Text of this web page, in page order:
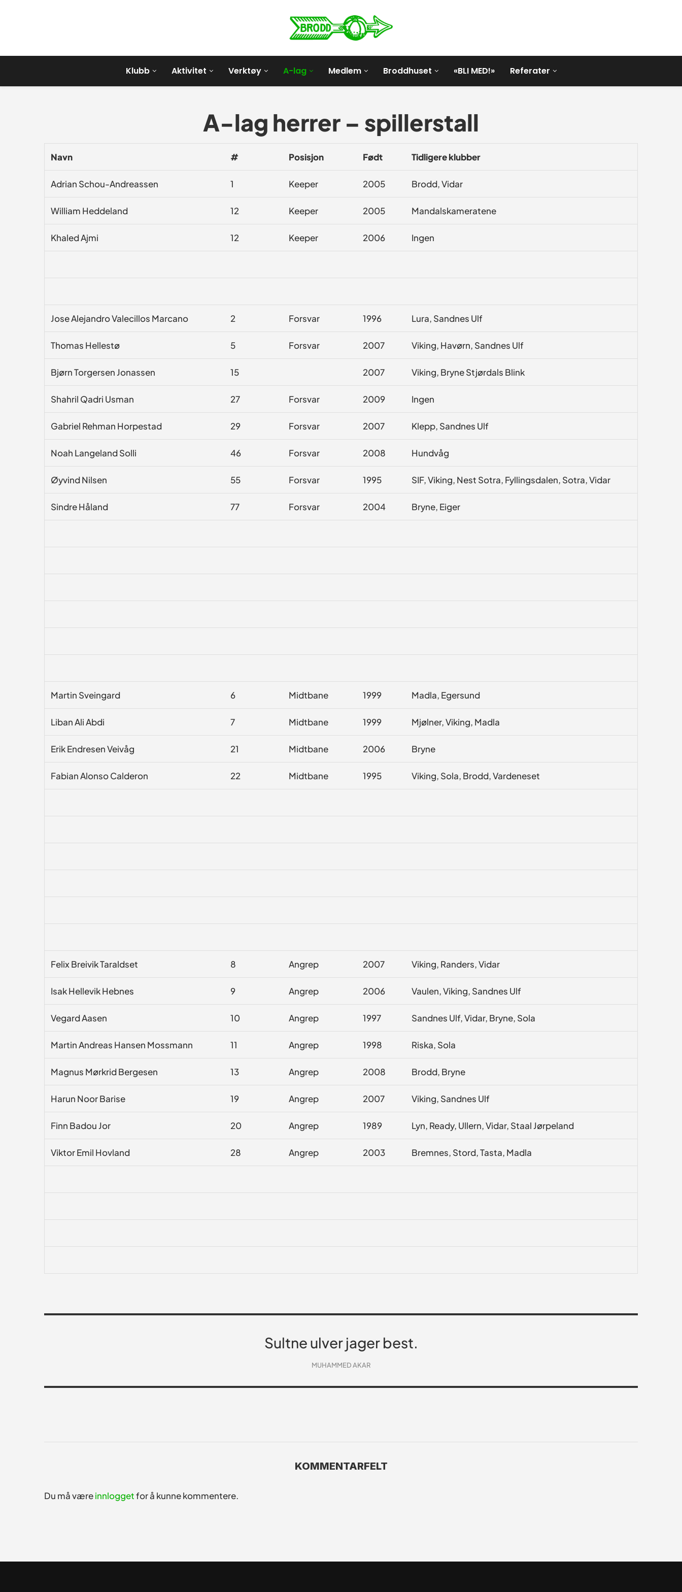
Klubb Aktivitet Verktøy A-lag Medlem Broddhuset «BLI MED!» Referater
A-lag herrer – spillerstall
Navn # Posisjon Født Tidligere klubber
Adrian Schou-Andreassen 1 Keeper 2005 Brodd, Vidar
William Heddeland 12 Keeper 2005 Mandalskameratene
Khaled Ajmi 12 Keeper 2006 Ingen
Jose Alejandro Valecillos Marcano 2 Forsvar 1996 Lura, Sandnes Ulf
Thomas Hellestø 5 Forsvar 2007 Viking, Havørn, Sandnes Ulf
Bjørn Torgersen Jonassen 15 2007 Viking, Bryne Stjørdals Blink
Shahril Qadri Usman 27 Forsvar 2009 Ingen
Gabriel Rehman Horpestad 29 Forsvar 2007 Klepp, Sandnes Ulf
Noah Langeland Solli 46 Forsvar 2008 Hundvåg
Øyvind Nilsen 55 Forsvar 1995 SIF, Viking, Nest Sotra, Fyllingsdalen, Sotra, Vidar
Sindre Håland 77 Forsvar 2004 Bryne, Eiger
Martin Sveingard 6 Midtbane 1999 Madla, Egersund
Liban Ali Abdi 7 Midtbane 1999 Mjølner, Viking, Madla
Erik Endresen Veivåg 21 Midtbane 2006 Bryne
Fabian Alonso Calderon 22 Midtbane 1995 Viking, Sola, Brodd, Vardeneset
Felix Breivik Taraldset 8 Angrep 2007 Viking, Randers, Vidar
Isak Hellevik Hebnes 9 Angrep 2006 Vaulen, Viking, Sandnes Ulf
Vegard Aasen 10 Angrep 1997 Sandnes Ulf, Vidar, Bryne, Sola
Martin Andreas Hansen Mossmann 11 Angrep 1998 Riska, Sola
Magnus Mørkrid Bergesen 13 Angrep 2008 Brodd, Bryne
Harun Noor Barise 19 Angrep 2007 Viking, Sandnes Ulf
Finn Badou Jor 20 Angrep 1989 Lyn, Ready, Ullern, Vidar, Staal Jørpeland
Viktor Emil Hovland 28 Angrep 2003 Bremnes, Stord, Tasta, Madla
Sultne ulver jager best.
MUHAMMED AKAR
KOMMENTARFELT
Du må væreinnloggetfor å kunne kommentere.